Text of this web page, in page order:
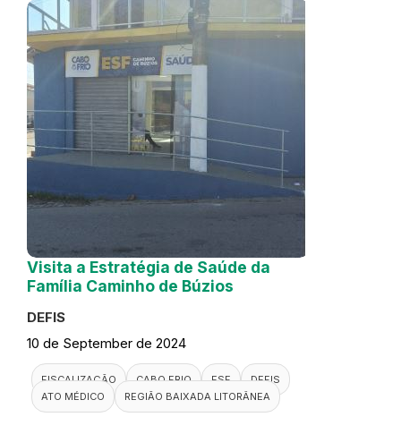
Visita a Estratégia de Saúde da
Família Caminho de Búzios
DEFIS
10 de September de 2024
FISCALIZAÇÃO CABO FRIO ESF
DEFIS
ATO MÉDICO
REGIÃO BAIXADA LITORÂNEA